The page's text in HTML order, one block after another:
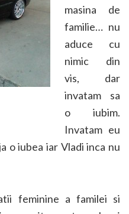
masina de
familie… nu
aduce cu
nimic din
vis, dar
invatam sa
o iubim.
Invatam eu
o iubea iar Vladi inca nu
feminine a familei si